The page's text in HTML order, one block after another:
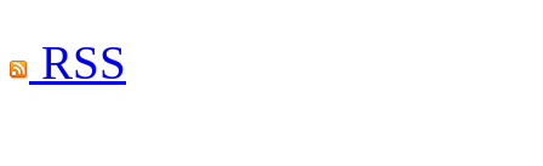
RSS